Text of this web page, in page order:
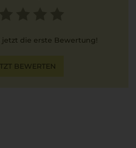
jetzt die erste Bewertung!
BEWERTEN